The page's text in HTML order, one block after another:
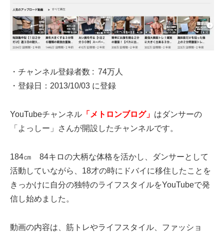
・チャンネル登録者数 : 74万人
・登録日： 2013/10/03 に登録
YouTubeチャンネル 「メトロンブログ」 はダンサーの
「よっしー」さんが開設したチャンネルです。
184㎝ 84キロの大柄な体格を活かし、ダンサーとして
活動していながら、18才の時にドバイに移住したことを
きっかけに自分の独特のライフスタイルをYouTubeで発
信し始めました。
動画の内容は、筋トレやライフスタイル、ファッショ